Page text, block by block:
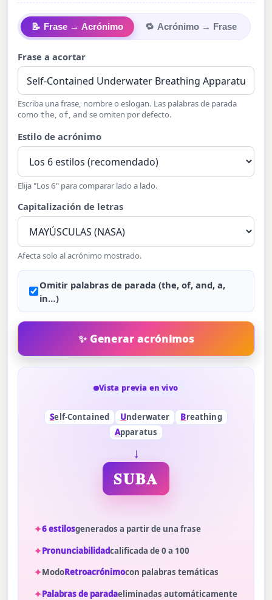
📝 Frase → Acrónimo 🔁 Acrónimo → Frase
Frase a acortar
Escriba una frase, nombre o eslogan. Las palabras de parada
comothe, of, and se omiten por defecto.
Estilo de acrónimo
Elija "Los 6" para comparar lado a lado.
Capitalización de letras
Afecta solo al acrónimo mostrado.
Omitir palabras de parada (the, of, and, a,
in…)
Vista previa en vivo
Self-Contained Underwater Breathing
Apparatus
↓
SUBA
6 estilosgenerados a partir de una frase
Pronunciabilidadcalificada de 0 a 100
ModoRetroacrónimocon palabras temáticas
Palabras de paradaeliminadas automáticamente